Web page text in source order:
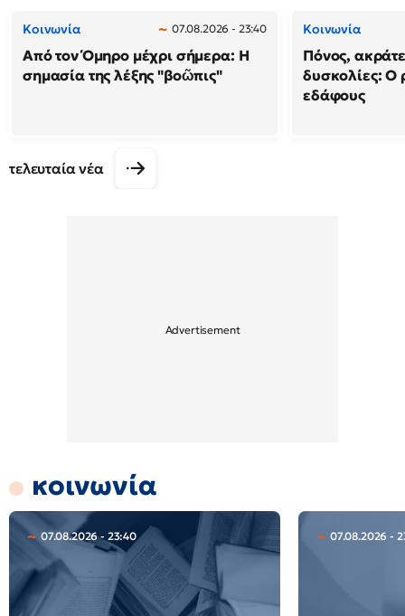
Κοινωνία 07.08.2026 - 23:40
Από τον Όμηρο μέχρι σήμερα: Η
σημασία της λέξης "βοῶπις"
Κοινωνία
Πόνος,
δυσκολίες: Ο
εδάφους
τελευταία νέα
κοινωνία
07.08.2026 - 23:40 07.08.2026 -